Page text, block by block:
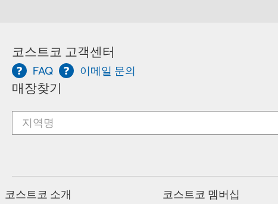
코스트코 고객센터
FAQ 이메일 문의
매장찾기
코스트코 소개 코스트코 멤버십